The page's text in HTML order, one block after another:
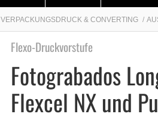
VERPACKUNGSDRUCK & CONVERTING
Flexo-Druckvorstufe
Fotograbados
Flexcel NX und